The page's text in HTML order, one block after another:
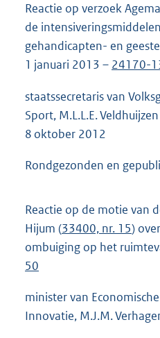
Reactie op verzoek
de
gehandicapten- en
1 januari 2013 – 24170-
staatssecretaris van
Sport, M.L.L.E.
8 oktober 2012
Rondgezonden en
Reactie op de motie van
Hijum (33400, nr. 15)
ombuiging op het
50
minister van
Innovatie, M.J.M.